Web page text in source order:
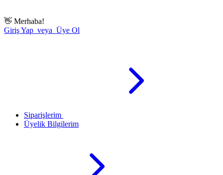
👋 Merhaba!
Giriş Yap veya Üye Ol
Siparişlerim
Üyelik Bilgilerim